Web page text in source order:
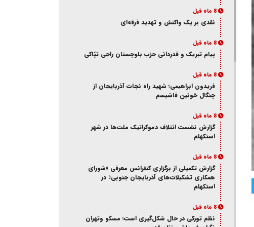
8 ماه قبل
نقدی بر یک واکنش و‌ تهدید فرقه‌ای
8 ماه قبل
پیام تبریک و قدردانی حزب بلوچستان راجی تپّاکی
8 ماه قبل
فریدون ابراهیمی؛ شهید راه نجات آذربایجان از
چنگال خونین فاشیسم
8 ماه قبل
گزارش نشست ائتلاف دموکراتیک ملت‌ها در شهر
استکهلم
8 ماه قبل
گزارش تکمیلی از برگزاری کنفرانس معرفی «شورای
همکاری تشکیلات‌های آذربایجان جنوبی» در
استکهلم
8 ماه قبل
نظم تورکی در حال شکل‌گیری است؛ مسکو وتهران